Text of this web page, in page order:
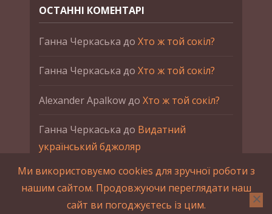
ОСТАННІ КОМЕНТАРІ
Ганна Черкаська до Хто ж той сокіл?
Ганна Черкаська до Хто ж той сокіл?
Alexander Apalkowдо Хто ж той сокіл?
Ганна Черкаська до Видатний
український бджоляр
Ганна ЧеркаськадоПетро Франко
2015-2023 © UAHistory Всі права застережено.
Ми використовуємо cookies для зручної роботи з
нашим сайтом. Продовжуючи переглядати наш
сайт ви погоджуєтесь із цим.